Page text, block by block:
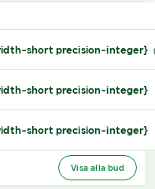
short precision-integer}
short precision-integer}
short precision-integer}
Visa alla bud